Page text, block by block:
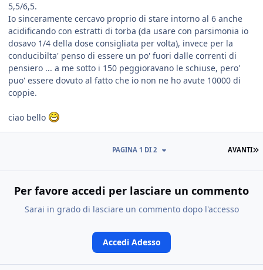
5,5/6,5.
Io sinceramente cercavo proprio di stare intorno al 6 anche
acidificando con estratti di torba (da usare con parsimonia io
dosavo 1/4 della dose consigliata per volta), invece per la
conducibilta' penso di essere un po' fuori dalle correnti di
pensiero ... a me sotto i 150 peggioravano le schiuse, pero'
puo' essere dovuto al fatto che io non ne ho avute 10000 di
coppie.
ciao bello
AVANTI
PAGINA 1 DI 2
Per favore accedi per lasciare un commento
Sarai in grado di lasciare un commento dopo l'accesso
Accedi Adesso